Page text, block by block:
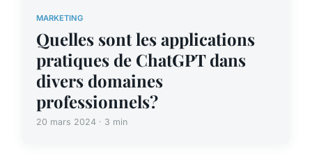
MARKETING
Quelles sont les applications
pratiques de ChatGPT dans
divers domaines
professionnels?
20 mars 2024 · 3 min